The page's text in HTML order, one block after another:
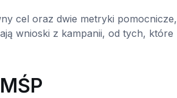
cel oraz dwie metryki pomocnicze,
wnioski z kampanii, od tych, które